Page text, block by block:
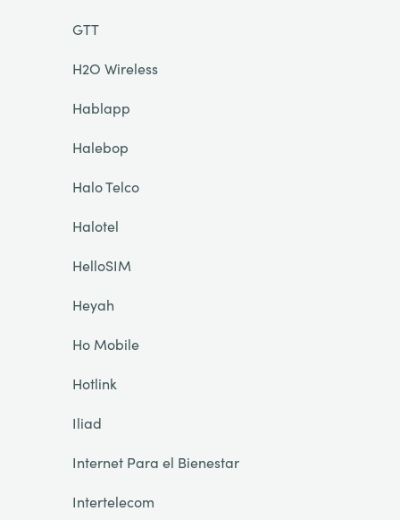
GTT
H2O Wireless
Hablapp
Halebop
Halo Telco
Halotel
HelloSIM
Heyah
Ho Mobile
Hotlink
Iliad
Internet Para el Bienestar
Intertelecom